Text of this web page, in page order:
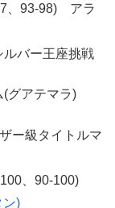
、93-98) アラ
バー王座挑戦
アテマラ)
ー級タイトルマ
、90-100)
ン)